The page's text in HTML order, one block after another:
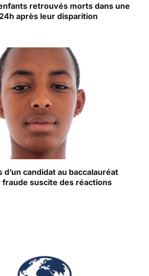
retrouvés morts dans une
après leur disparition
d’un candidat au baccalauréat
fraude suscite des réactions